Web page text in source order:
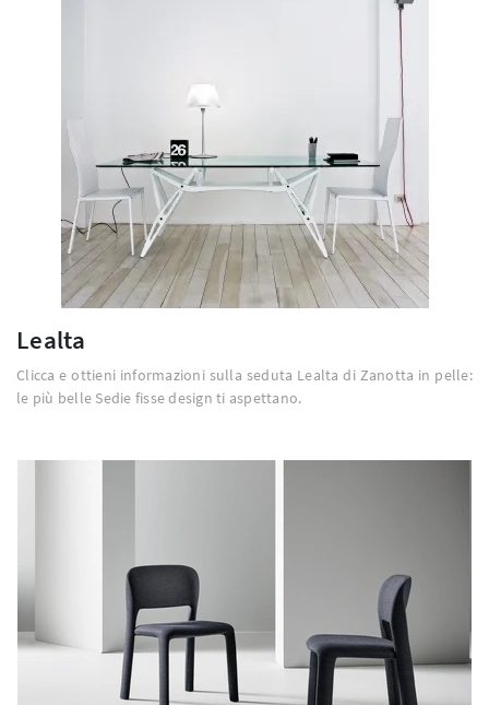
Lealta
Clicca e ottieni informazioni sulla seduta Lealta di Zanotta in pelle:
le più belle Sedie fisse design ti aspettano.